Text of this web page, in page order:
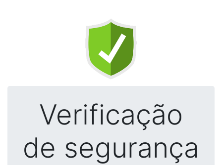
Verificação
de segurança